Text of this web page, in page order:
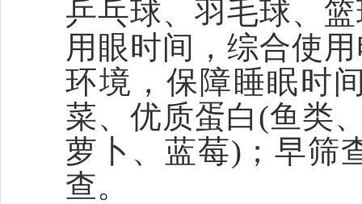
乒乓球、羽毛球、
用眼时间，综合使
环境，保障睡眠时
菜、优质蛋白(鱼类
萝卜、蓝莓)；早筛
查。